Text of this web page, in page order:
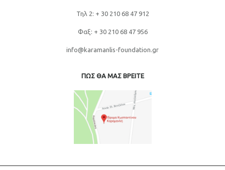
Τηλ 2: + 30 210 68 47 912
Φαξ: + 30 210 68 47 956
info@karamanlis-foundation.gr
ΠΩΣ ΘΑ ΜΑΣ ΒΡΕΙΤΕ